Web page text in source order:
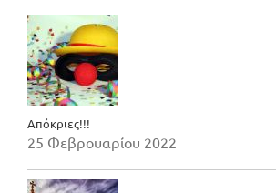
Απόκριες!!!
25 Φεβρουαρίου 2022